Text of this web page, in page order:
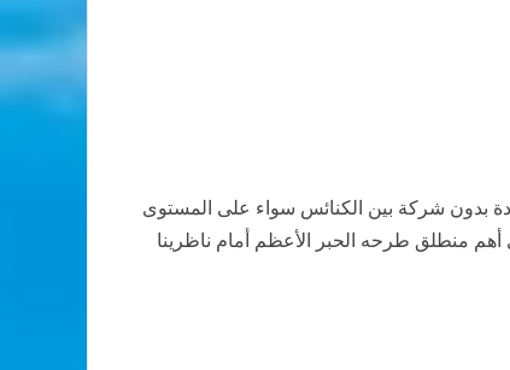
بدون شركة بين الكنائس سواء على المستوى
أهم منطلق طرحه الحبر الأعظم أمام ناظرينا